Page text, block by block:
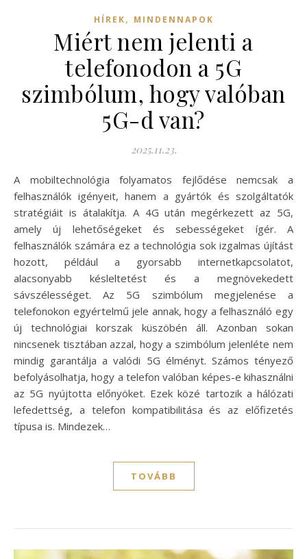
HÍREK, MINDENNAPOK
Miért nem jelenti a
telefonodon a 5G
szimbólum, hogy valóban
5G-d van?
2025.11.23.
A mobiltechnológia folyamatos fejlődése nemcsak a
felhasználók igényeit, hanem a gyártók és szolgáltatók
stratégiáit is átalakítja. A 4G után megérkezett az 5G,
amely új lehetőségeket és sebességeket ígér. A
felhasználók számára ez a technológia sok izgalmas újítást
hozott, például a gyorsabb internetkapcsolatot,
alacsonyabb késleltetést és a megnövekedett
sávszélességet. Az 5G szimbólum megjelenése a
telefonokon egyértelmű jele annak, hogy a felhasználó egy
új technológiai korszak küszöbén áll. Azonban sokan
nincsenek tisztában azzal, hogy a szimbólum jelenléte nem
mindig garantálja a valódi 5G élményt. Számos tényező
befolyásolhatja, hogy a telefon valóban képes-e kihasználni
az 5G nyújtotta előnyöket. Ezek közé tartozik a hálózati
lefedettség, a telefon kompatibilitása és az előfizetés
típusa is. Mindezek…
TOVÁBB